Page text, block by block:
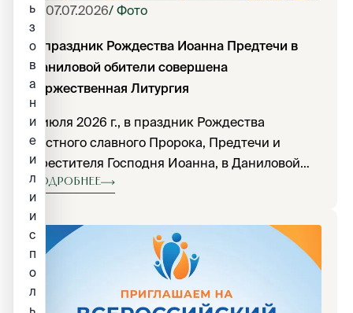
07.07.2026/ Фото
В праздник Рождества Иоанна Предтечи в
Даниловой обители совершена
торжественная Литургия
7 июля 2026 г., в праздник Рождества
честного славного Пророка, Предтечи и
Крестителя Господня Иоанна, в Даниловой
обители прошли торжественные
богослужения.
Подробнее
ь
з
о
в
а
н
и
е
и
л
и
и
с
п
о
л
ь